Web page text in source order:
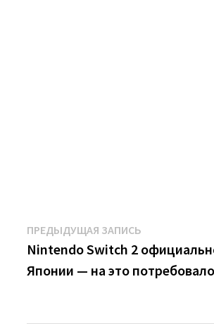
Навигация
по
ПРЕДЫДУЩАЯ ЗАПИСЬ
запись:
Nintendo Switch 2
Японии — на это